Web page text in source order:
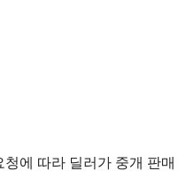
에 따라 딜러가 중개 판매